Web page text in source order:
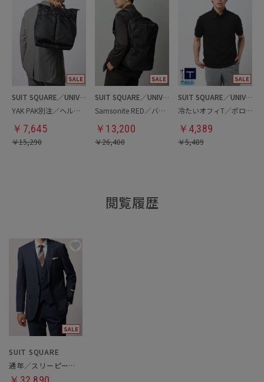
SUIT SQUARE／UNIVERSAL LANGUAGE
YAK PAK別注／ヘルメットバッグ
￥ 7,645
￥15,290
SUIT SQUARE／UNIVERSAL LANGUAGE
Samsonite RED／バックパック
￥ 13,200
￥26,400
SUIT SQUARE／UNIVERSAL LANGUAGE
冷たいオフィT／ポロシャツ
￥ 4,389
￥5,489
閲覧履歴
SUIT SQUARE
通年／スリーピーススーツ／フォーマル兼用